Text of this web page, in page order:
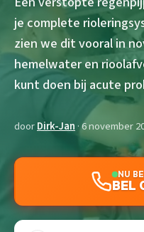
je complete
zien we dit vooral in
hemelwater en
kunt doen bij acute
doorDirk-Jan · 6 november
NU
BEL